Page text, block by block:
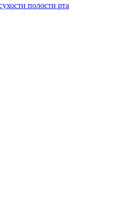
полости рта